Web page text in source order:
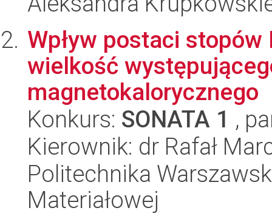
Wpływ postaci
wielkość
magnetokalorycznego
Konkurs: SONATA 1 ,
Kierownik: dr Rafał
Politechnika
Materiałowej